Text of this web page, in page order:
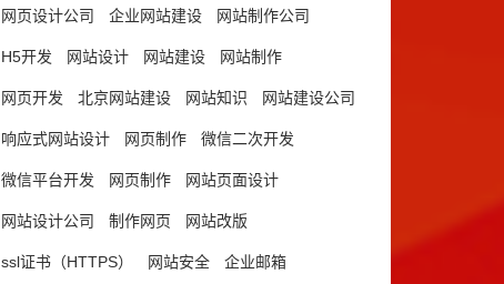
网页设计公司 企业网站建设 网站制作公司
H5开发 网站设计 网站建设 网站制作
网页开发 北京网站建设 网站知识 网站建设公司
响应式网站设计 网页制作 微信二次开发
微信平台开发 网页制作 网站页面设计
网站设计公司 制作网页 网站改版
ssl证书（HTTPS） 网站安全 企业邮箱